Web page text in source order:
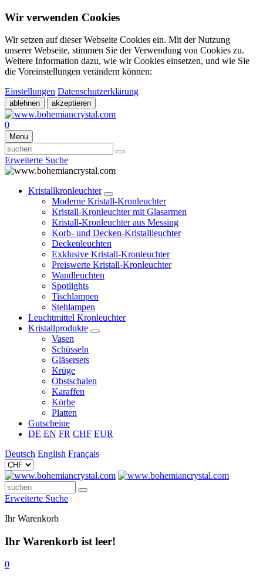
Wir verwenden Cookies
Wir setzen auf dieser Webseite Cookies ein. Mit der Nutzung
unserer Webseite, stimmen Sie der Verwendung von Cookies zu.
Weitere Information dazu, wie wir Cookies einsetzen, und wie Sie
die Voreinstellungen verändern können:
Einstellungen Datenschutzerklärung
ablehnen akzeptieren
0
Menu
Erweiterte Suche
Kristallkronleuchter
Moderne Kristall-Kronleuchter
Kristall-Kronleuchter mit Glasarmen
Kristall-Kronleuchter aus Messing
Korb- und Decken-Kristallleuchter
Deckenleuchten
Exklusive Kristall-Kronleuchter
Preiswerte Kristall-Kronleuchter
Wandleuchten
Spotlights
Tischlampen
Stehlampen
Leuchtmittel Kronleuchter
Kristallprodukte
Vasen
Schüsseln
Gläsersets
Krüge
Obstschalen
Karaffen
Körbe
Platten
Gutscheine
DE EN FR CHF EUR
Deutsch English Français
Erweiterte Suche
Ihr Warenkorb
Ihr Warenkorb ist leer!
0